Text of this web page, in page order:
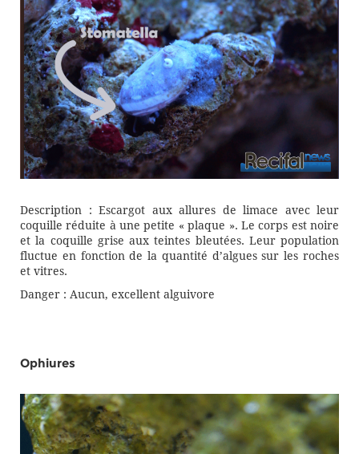
Description : Escargot aux allures de limace avec leur
coquille réduite à une petite « plaque ». Le corps est noire
et la coquille grise aux teintes bleutées. Leur population
fluctue en fonction de la quantité d’algues sur les roches
et vitres.
Danger : Aucun, excellent alguivore
Ophiures